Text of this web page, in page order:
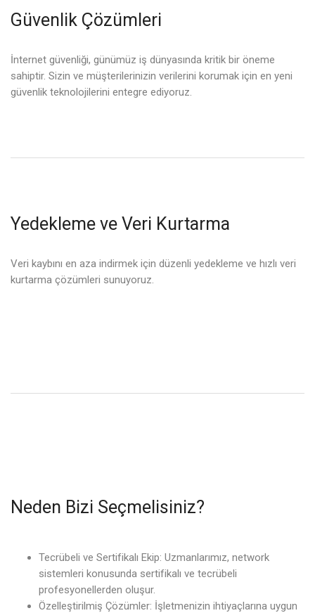
Güvenlik Çözümleri
İnternet güvenliği, günümüz iş dünyasında kritik bir öneme
sahiptir. Sizin ve müşterilerinizin verilerini korumak için en yeni
güvenlik teknolojilerini entegre ediyoruz.
Yedekleme ve Veri Kurtarma
Veri kaybını en aza indirmek için düzenli yedekleme ve hızlı veri
kurtarma çözümleri sunuyoruz.
Neden Bizi Seçmelisiniz?
Tecrübeli ve Sertifikalı Ekip: Uzmanlarımız, network
sistemleri konusunda sertifikalı ve tecrübeli
profesyonellerden oluşur.
Özelleştirilmiş Çözümler: İşletmenizin ihtiyaçlarına uygun